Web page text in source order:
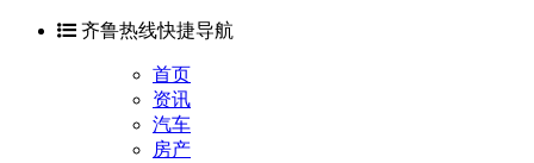
齐鲁热线快捷导航
首页
资讯
汽车
房产